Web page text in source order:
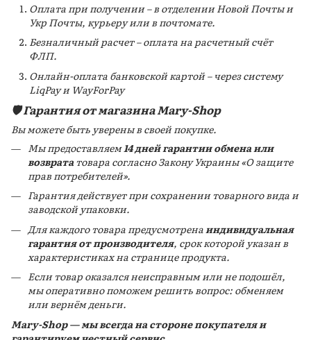
Оплата при получении – в отделении Новой Почты и
Укр Почты, курьеру или в почтомате.
Безналичный расчет – оплата на расчетный счёт
ФЛП.
Онлайн-оплата банковской картой – через систему
LiqPay и WayForPay
🛡️ Гарантия от магазина Mary-Shop
Вы можете быть уверены в своей покупке.
Мы предоставляем14 дней гарантии обмена или
возврататовара согласно Закону Украины «О защите
прав потребителей».
Гарантия действует при сохранении товарного вида и
заводской упаковки.
Для каждого товара предусмотрена индивидуальная
гарантия от производителя, срок которой указан в
характеристиках на странице продукта.
Если товар оказался неисправным или не подошёл,
мы оперативно поможем решить вопрос: обменяем
или вернём деньги.
Mary-Shop — мы всегда на стороне покупателя и